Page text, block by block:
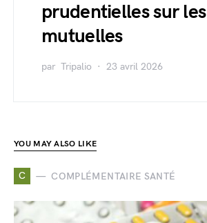
prudentielles sur les
mutuelles
par Tripalio 23 avril 2026
YOU MAY ALSO LIKE
C COMPLÉMENTAIRE SANTÉ